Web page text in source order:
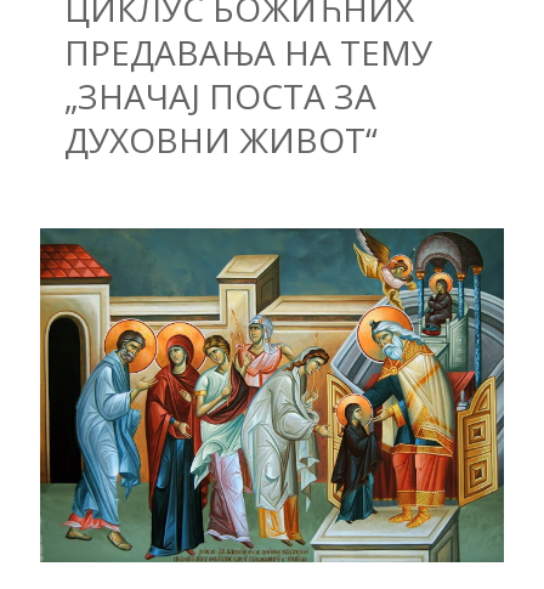
ПРЕДАВАЊА НА ТЕМУ
„ЗНАЧАЈ ПОСТА ЗА
ДУХОВНИ ЖИВОТ“